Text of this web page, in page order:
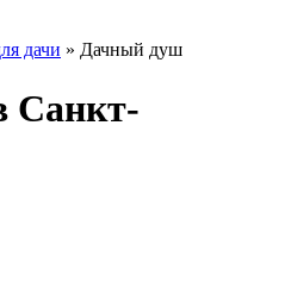
дачи » Дачный душ
Санкт-